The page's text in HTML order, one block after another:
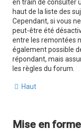
en train de consulter
haut de la liste des
Cependant, si vous
peut-être été
entre les remontées
également possible
répondant, mais
les règles du forum.
Haut
Mise en